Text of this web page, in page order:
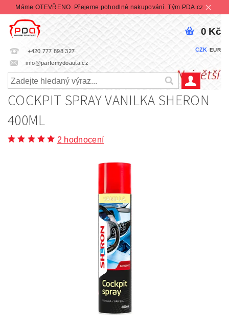
Máme OTEVŘENO. Přejeme pohodlné nakupování. Tým PDA.cz
+420 777 898 327
info@parfemydoauta.cz
CZK EUR
0 Kč
COCKPIT SPRAY VANILKA SHERON
400ML
2 hodnocení